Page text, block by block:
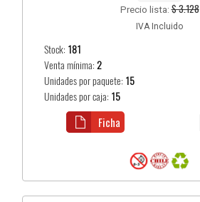
Precio lista:$ 3.128
IVA Incluido
Stock: 181
Venta mínima:2
Unidades por paquete: 15
Unidades por caja: 15
Ficha